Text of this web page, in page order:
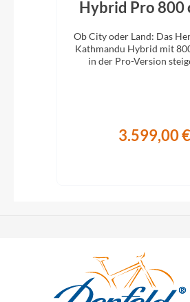
Hybrid Pro 800
Ob City oder Land: Das
Kathmandu Hybrid mit
in der Pro-Version
3.599,00 €